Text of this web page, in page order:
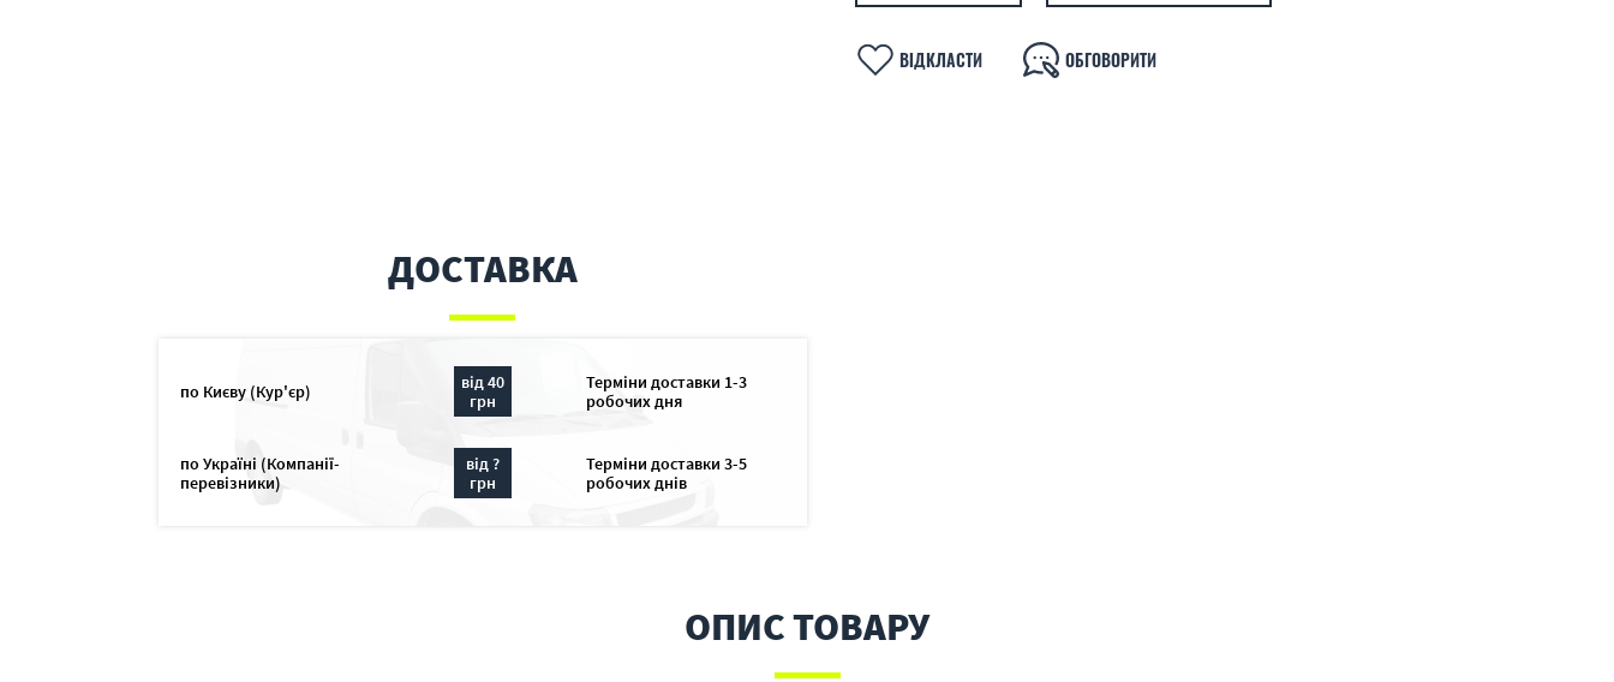
ВІДКЛАСТИ ОБГОВОРИТИ
ДОСТАВКА
по Києву (Кур'єр)
від 40
грн
Терміни доставки 1-3
робочих дня
по Україні (Компанії-
перевізники)
від ?
грн
Терміни доставки 3-5
робочих днів
ОПИС ТОВАРУ